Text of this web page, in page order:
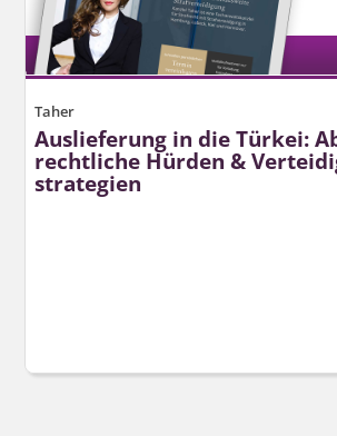
Taher
Auslieferung in die Türkei:
rechtliche Hürden &
strategien